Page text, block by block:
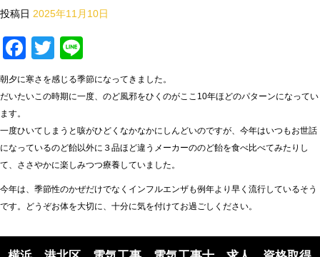
投稿日 2025年11月10日
Facebook
Twitter
朝夕に寒さを感じる季節になってきました。
だいたいこの時期に一度、のど風邪をひくのがここ10年ほどのパターンになってい
ます。
一度ひいてしまうと咳がひどくなかなかにしんどいのですが、今年はいつもお世話
になっているのど飴以外に３品ほど違うメーカーののど飴を食べ比べてみたりし
て、ささやかに楽しみつつ療養していました。
今年は、季節性のかぜだけでなくインフルエンザも例年より早く流行しているそう
です。どうぞお体を大切に、十分に気を付けてお過ごしください。